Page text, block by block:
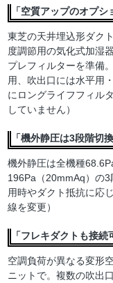
「空質アップのオプシ
東芝の天井埋込形ダク
度調節用の気化式加湿
プレフィルターを準備
用、吹出口には水平用
にロングライフフィル
していません）
「機外静圧は3段階切換
機外静圧は全機種
196Pa（20mmAq）の
用時やダクト抵抗に応
線を変更）
「フレキダクトも接続
空調負荷が異なる変形
ニットで。複数の吹出